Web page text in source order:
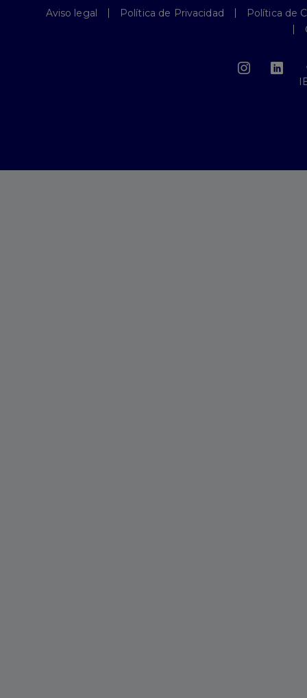
Aviso legal Política de Privacidad
Política de